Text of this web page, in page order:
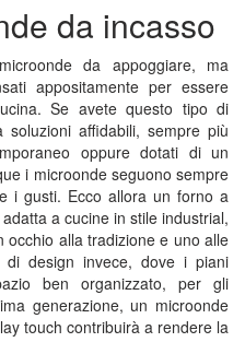
da incasso
da appoggiare, ma
appositamente per essere
Se avete questo tipo di
affidabili, sempre più
oppure dotati di un
i microonde seguono sempre
i gusti. Ecco allora un forno a
a cucine in stile industrial,
alla tradizione e uno alle
design invece, dove i piani
ben organizzato, per gli
generazione, un microonde
touch contribuirà a rendere la